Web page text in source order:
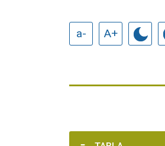
a- A+